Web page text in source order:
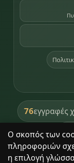
Ο σκοπός των
πληροφοριών
η επιλογή
76εγγραφές
8